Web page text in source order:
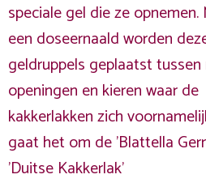
speciale gel die ze opnemen.
een doseernaald worden
geldruppels geplaatst tussen
openingen en kieren waar de
kakkerlakken zich
gaat het om de 'Blattella
'Duitse Kakkerlak'